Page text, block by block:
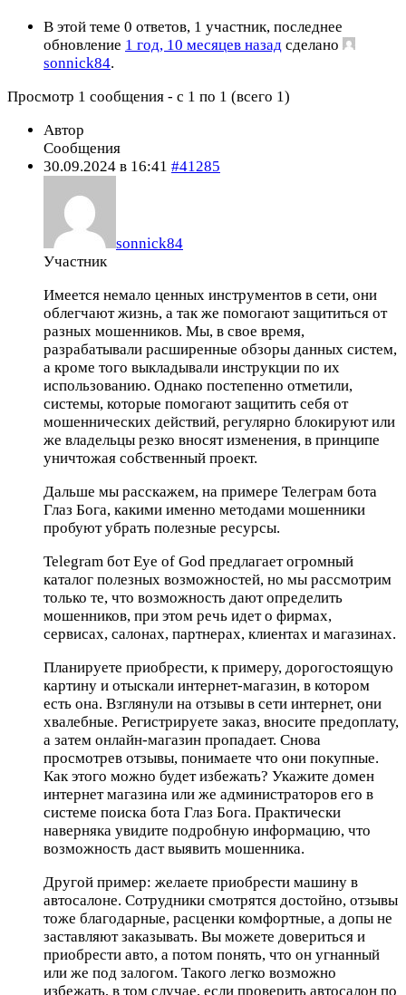
В этой теме 0 ответов, 1 участник, последнее
обновление 1 год, 10 месяцев назад сделано
sonnick84.
Просмотр 1 сообщения - с 1 по 1 (всего 1)
Автор
Сообщения
30.09.2024 в 16:41 #41285
sonnick84
Участник
Имеется немало ценных инструментов в сети, они
облегчают жизнь, а так же помогают защититься от
разных мошенников. Мы, в свое время,
разрабатывали расширенные обзоры данных систем,
а кроме того выкладывали инструкции по их
использованию. Однако постепенно отметили,
системы, которые помогают защитить себя от
мошеннических действий, регулярно блокируют или
же владельцы резко вносят изменения, в принципе
уничтожая собственный проект.
Дальше мы расскажем, на примере Телеграм бота
Глаз Бога, какими именно методами мошенники
пробуют убрать полезные ресурсы.
Telegram бот Eye of God предлагает огромный
каталог полезных возможностей, но мы рассмотрим
только те, что возможность дают определить
мошенников, при этом речь идет о фирмах,
сервисах, салонах, партнерах, клиентах и магазинах.
Планируете приобрести, к примеру, дорогостоящую
картину и отыскали интернет-магазин, в котором
есть она. Взглянули на отзывы в сети интернет, они
хвалебные. Регистрируете заказ, вносите предоплату,
а затем онлайн-магазин пропадает. Снова
просмотрев отзывы, понимаете что они покупные.
Как этого можно будет избежать? Укажите домен
интернет магазина или же администраторов его в
системе поиска бота Глаз Бога. Практически
наверняка увидите подробную информацию, что
возможность даст выявить мошенника.
Другой пример: желаете приобрести машину в
автосалоне. Сотрудники смотрятся достойно, отзывы
тоже благодарные, расценки комфортные, а допы не
заставляют заказывать. Вы можете довериться и
приобрести авто, а потом понять, что он угнанный
или же под залогом. Такого легко возможно
избежать, в том случае, если проверить автосалон по